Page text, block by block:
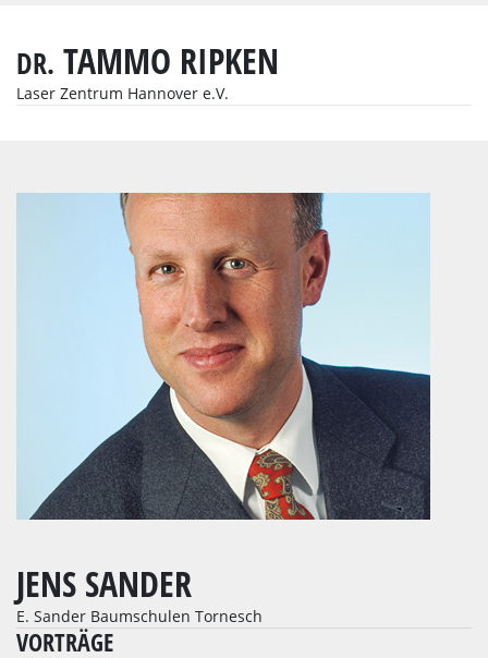
DR. TAMMO RIPKEN
Laser Zentrum Hannover e.V.
JENS SANDER
E. Sander Baumschulen Tornesch
VORTRÄGE